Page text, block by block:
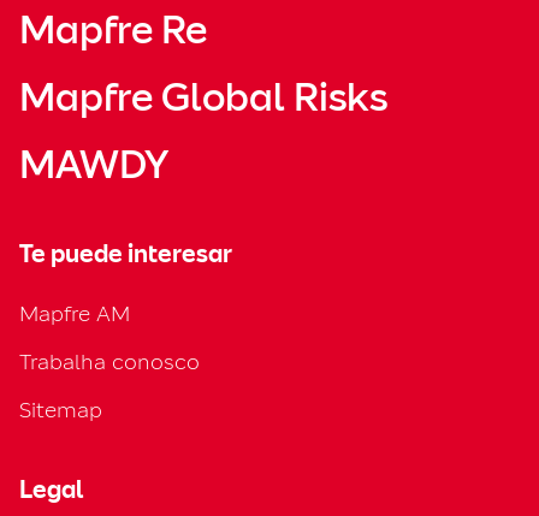
Mapfre Re
Mapfre Global Risks
MAWDY
Te puede interesar
Mapfre AM
Trabalha conosco
Sitemap
Legal